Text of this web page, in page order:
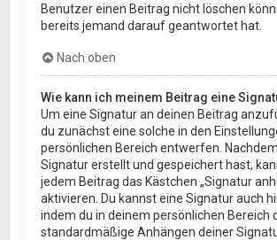
Benutzer einen Beitrag nicht löschen
bereits jemand darauf geantwortet hat.
Nach oben
Wie kann ich meinem Beitrag eine
Um eine Signatur an deinen Beitrag
du zunächst eine solche in den
persönlichen Bereich entwerfen.
Signatur erstellt und gespeichert hast,
jedem Beitrag das Kästchen „Signatur
aktivieren. Du kannst eine Signatur auch
indem du in deinem persönlichen Bereich
standardmäßige Anhängen deiner